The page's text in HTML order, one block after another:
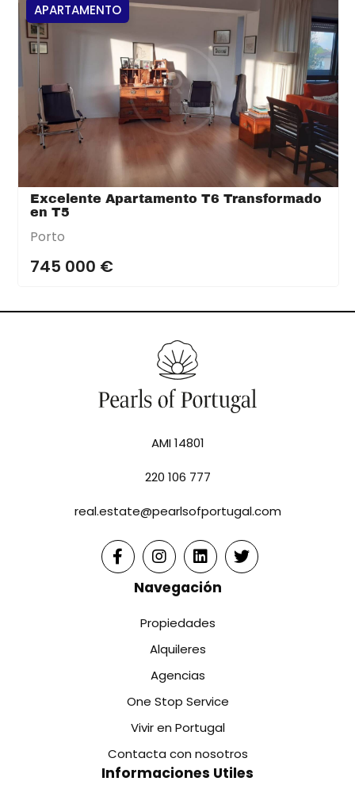
APARTAMENTO
Excelente Apartamento T6 Transformado
en T5
Porto
745 000 €
AMI 14801
220 106 777
real.estate@pearlsofportugal.com
Navegación
Propiedades
Alquileres
Agencias
One Stop Service
Vivir en Portugal
Contacta con nosotros
Informaciones Utiles